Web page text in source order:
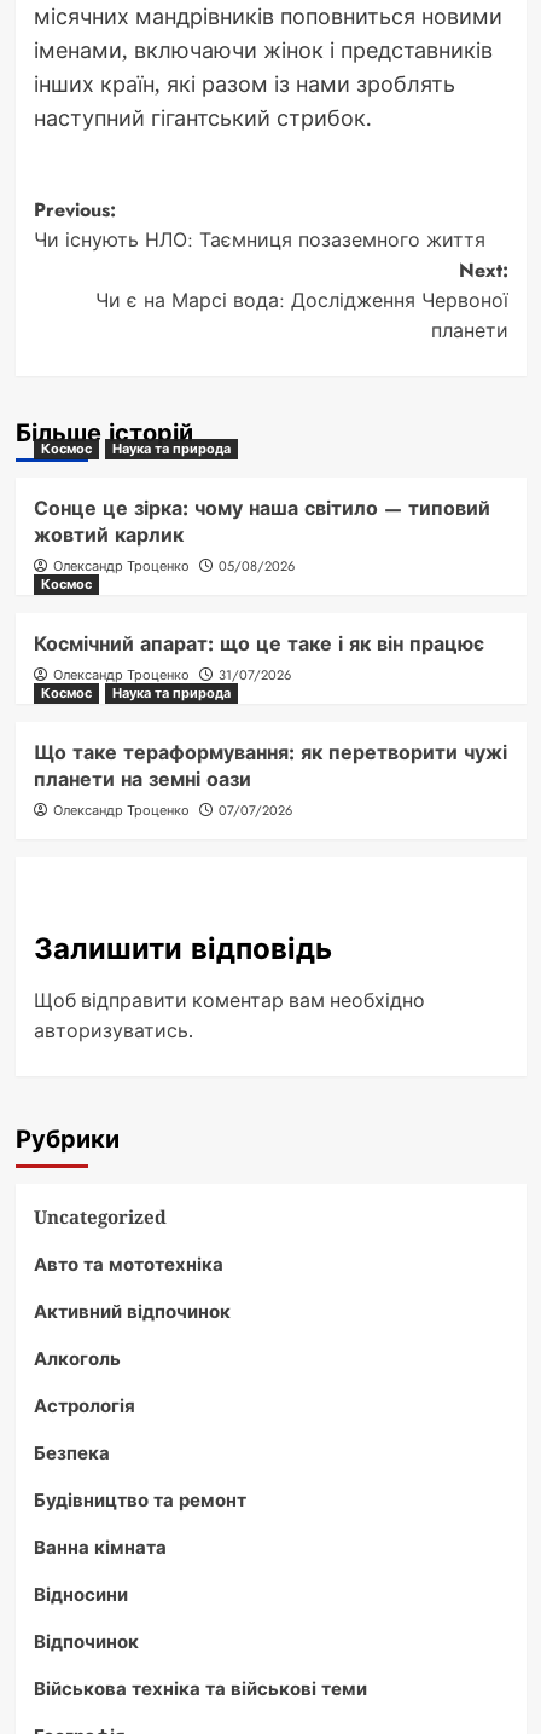
місячних мандрівників поповниться новими
іменами, включаючи жінок і представників
інших країн, які разом із нами зроблять
наступний гігантський стрибок.
Post
navigation
Previous:
Чи існують НЛО: Таємниця позаземного життя
Next:
Чи є на Марсі вода: Дослідження Червоної
планети
Більше історій
Космос Наука та природа
Сонце це зірка: чому наша світило — типовий
жовтий карлик
Олександр Троценко
05/08/2026
Космос
Космічний апарат: що це таке і як він працює
Олександр Троценко
31/07/2026
Космос
Наука та природа
Що таке тераформування: як перетворити чужі
планети на земні оази
Олександр Троценко 07/07/2026
Залишити відповідь
Щоб відправити коментар вам необхідно
авторизуватись.
Рубрики
Uncategorized
Авто та мототехніка
Активний відпочинок
Алкоголь
Астрологія
Безпека
Будівництво та ремонт
Ванна кімната
Відносини
Відпочинок
Військова техніка та військові теми